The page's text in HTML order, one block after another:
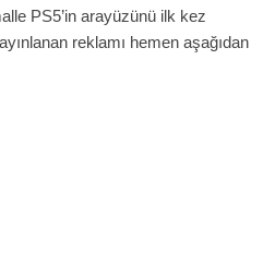
PS5’in arayüzünü ilk kez
reklamı hemen aşağıdan